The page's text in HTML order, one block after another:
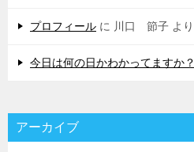
プロフィール に 川口 節子 より
今日は何の日かわかってますか？
アーカイブ